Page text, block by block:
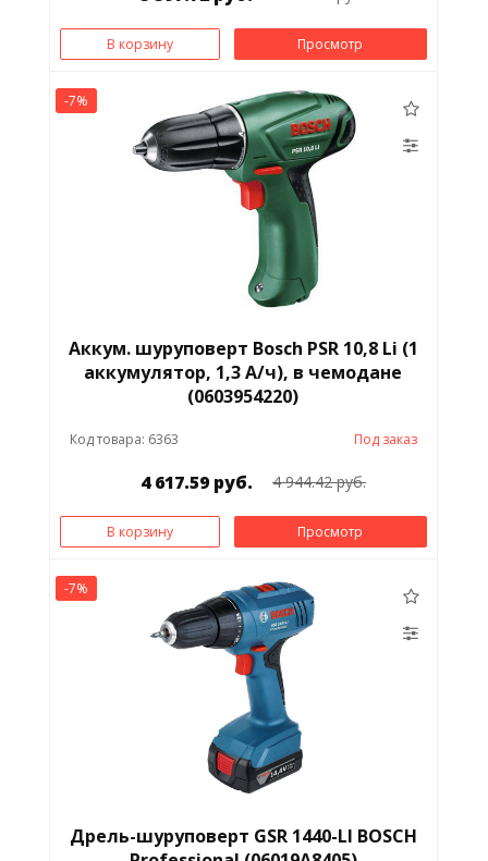
В корзину Просмотр
-7%
Аккум. шуруповерт Bosch PSR 10,8 Li (1
аккумулятор, 1,3 А/ч), в чемодане
(0603954220)
Код товара: 6363 Под заказ
4 617.59 руб. 4 944.42 руб.
В корзину Просмотр
-7%
Дрель-шуруповерт GSR 1440-LI BOSCH